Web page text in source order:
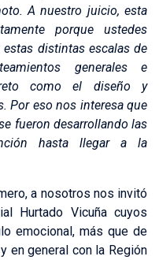
A nuestro juicio, esta
porque ustedes
estas distintas escalas de
generales e
como el diseño y
Por eso nos interesa que
fueron desarrollando las
hasta llegar a la
a nosotros nos invitó
Hurtado Vicuña cuyos
emocional, más que de
en general con la Región